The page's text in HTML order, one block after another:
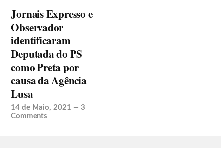
Jornais Expresso e
Observador
identificaram
Deputada do PS
como Preta por
causa da Agência
Lusa
14 de Maio, 2021 —3
Comments